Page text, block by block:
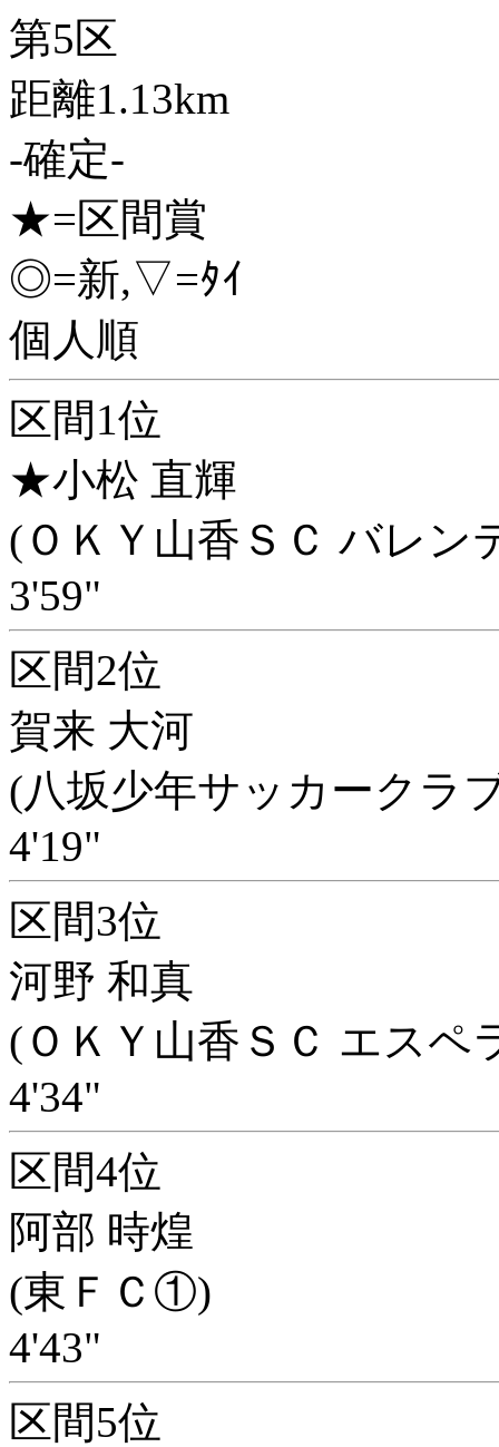
第5区
距離1.13km
-確定-
★=区間賞
◎=新,▽=ﾀｲ
個人順
区間1位
★小松 直輝
(ＯＫＹ山香ＳＣ バレン
3'59"
区間2位
賀来 大河
(八坂少年サッカークラ
4'19"
区間3位
河野 和真
(ＯＫＹ山香ＳＣ エスペ
4'34"
区間4位
阿部 時煌
(東ＦＣ①)
4'43"
区間5位